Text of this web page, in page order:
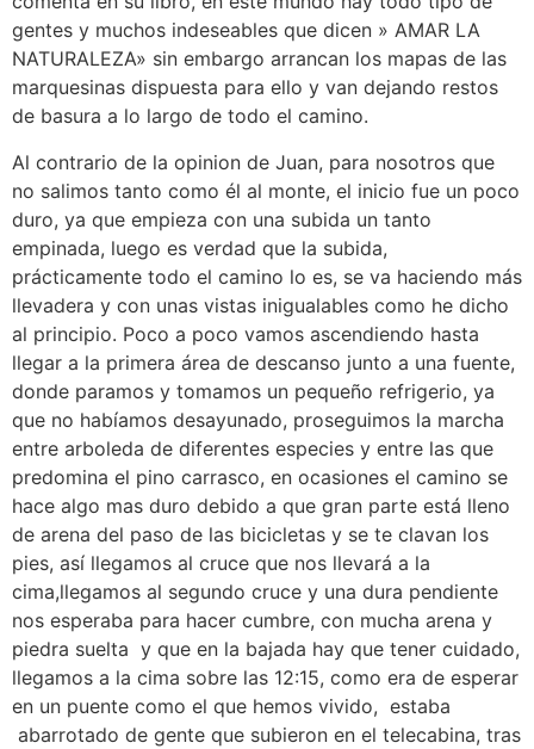
gentes y muchos indeseables que dicen » AMAR LA
NATURALEZA» sin embargo arrancan los mapas de las
marquesinas dispuesta para ello y van dejando restos
de basura a lo largo de todo el camino.
Al contrario de la opinion de Juan, para nosotros que
no salimos tanto como él al monte, el inicio fue un poco
duro, ya que empieza con una subida un tanto
empinada, luego es verdad que la subida,
prácticamente todo el camino lo es, se va haciendo más
llevadera y con unas vistas inigualables como he dicho
al principio. Poco a poco vamos ascendiendo hasta
llegar a la primera área de descanso junto a una fuente,
donde paramos y tomamos un pequeño refrigerio, ya
que no habíamos desayunado, proseguimos la marcha
entre arboleda de diferentes especies y entre las que
predomina el pino carrasco, en ocasiones el camino se
hace algo mas duro debido a que gran parte está lleno
de arena del paso de las bicicletas y se te clavan los
pies, así llegamos al cruce que nos llevará a la
cima,llegamos al segundo cruce y una dura pendiente
nos esperaba para hacer cumbre, con mucha arena y
piedra suelta y que en la bajada hay que tener cuidado,
llegamos a la cima sobre las 12:15, como era de esperar
en un puente como el que hemos vivido, estaba
abarrotado de gente que subieron en el telecabina, tras